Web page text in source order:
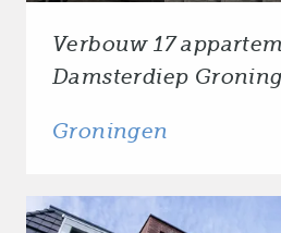
Verbouw 17
Damsterdiep
Groningen